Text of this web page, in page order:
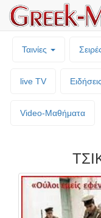
Ταινίες
live TV Ειδήσεις
Video-Mαθήματα